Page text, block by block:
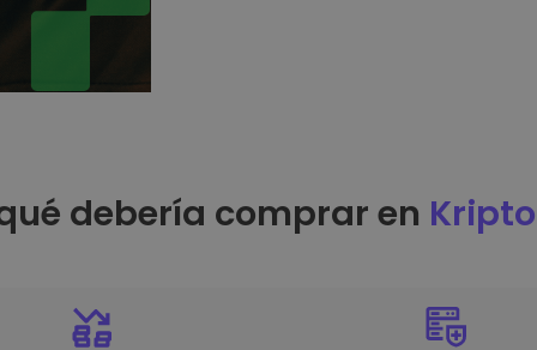
debería comprar en